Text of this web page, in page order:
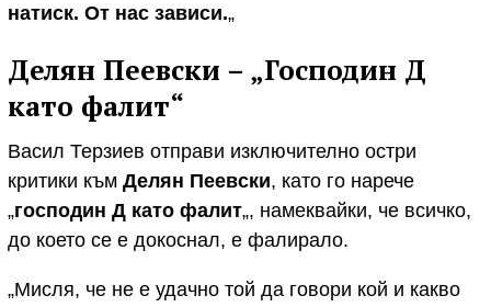
натиск. От нас зависи.„
Делян Пеевски – „Господин Д
като фалит“
Васил Терзиев отправи изключително остри
критики към Делян Пеевски, като го нарече
„господин Д като фалит„, намеквайки, че всичко,
до което се е докоснал, е фалирало.
„Мисля, че не е удачно той да говори кой и какво